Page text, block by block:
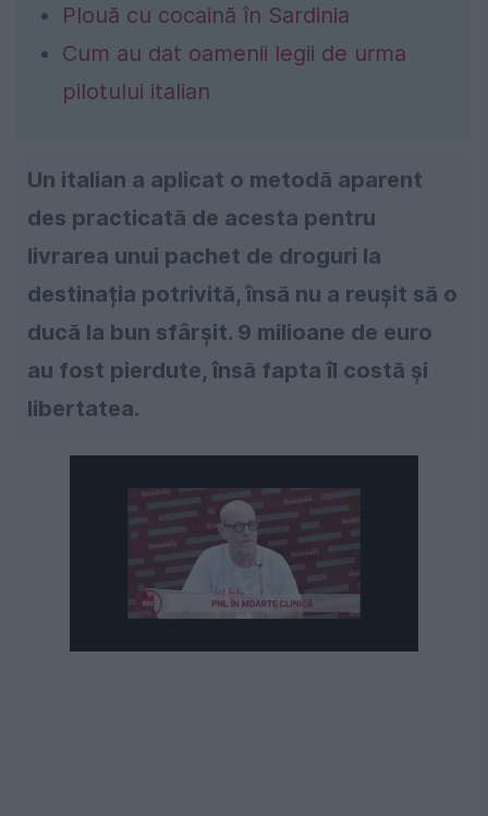
Plouă cu cocaină în Sardinia
Cum au dat oamenii legii de urma
pilotului italian
Un italian a aplicat o metodă aparent
des practicată de acesta pentru
livrarea unui pachet de droguri la
destinația potrivită, însă nu a reușit să o
ducă la bun sfârșit. 9 milioane de euro
au fost pierdute, însă fapta îl costă și
libertatea.